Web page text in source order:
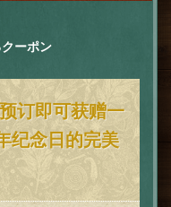
ーポン
订即可获赠一
纪念日的完美